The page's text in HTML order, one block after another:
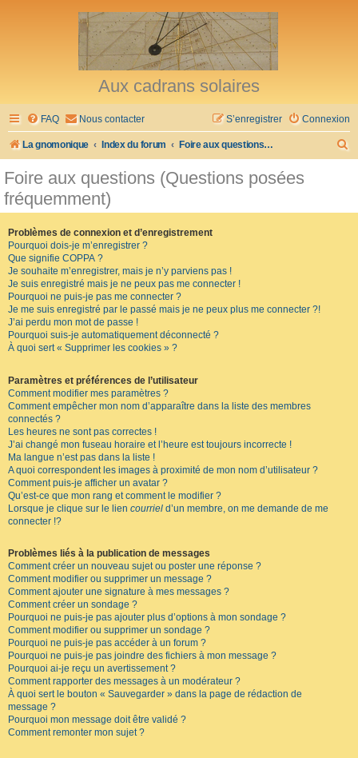
Aux cadrans solaires
FAQ Nous contacter Connexion
S’enregistrer
La gnomonique Index du forum Foire aux questions (Questions posées fréquemment)
Foire aux questions (Questions posées
fréquemment)
Problèmes de connexion et d’enregistrement
Pourquoi dois-je m’enregistrer ?
Que signifie COPPA ?
Je souhaite m’enregistrer, mais je n’y parviens pas !
Je suis enregistré mais je ne peux pas me connecter !
Pourquoi ne puis-je pas me connecter ?
Je me suis enregistré par le passé mais je ne peux plus me connecter ?!
J’ai perdu mon mot de passe !
Pourquoi suis-je automatiquement déconnecté ?
À quoi sert « Supprimer les cookies » ?
Paramètres et préférences de l’utilisateur
Comment modifier mes paramètres ?
Comment empêcher mon nom d’apparaître dans la liste des membres
connectés ?
Les heures ne sont pas correctes !
J’ai changé mon fuseau horaire et l’heure est toujours incorrecte !
Ma langue n’est pas dans la liste !
A quoi correspondent les images à proximité de mon nom d’utilisateur ?
Comment puis-je afficher un avatar ?
Qu’est-ce que mon rang et comment le modifier ?
Lorsque je clique sur le lien courriel d’un membre, on me demande de me
connecter !?
Problèmes liés à la publication de messages
Comment créer un nouveau sujet ou poster une réponse ?
Comment modifier ou supprimer un message ?
Comment ajouter une signature à mes messages ?
Comment créer un sondage ?
Pourquoi ne puis-je pas ajouter plus d’options à mon sondage ?
Comment modifier ou supprimer un sondage ?
Pourquoi ne puis-je pas accéder à un forum ?
Pourquoi ne puis-je pas joindre des fichiers à mon message ?
Pourquoi ai-je reçu un avertissement ?
Comment rapporter des messages à un modérateur ?
À quoi sert le bouton « Sauvegarder » dans la page de rédaction de
message ?
Pourquoi mon message doit être validé ?
Comment remonter mon sujet ?